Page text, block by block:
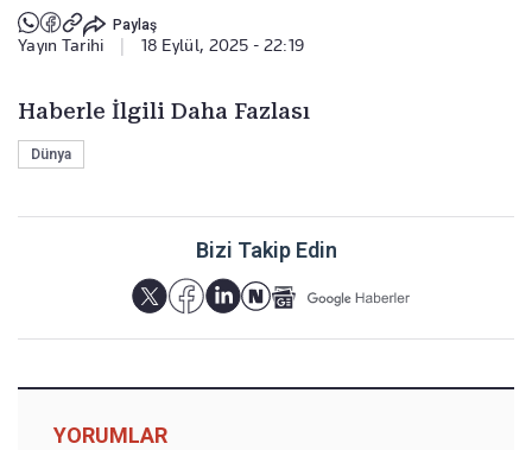
Paylaş
Yayın Tarihi 18 Eylül, 2025 - 22:19
Haberle İlgili Daha Fazlası
Dünya
Bizi Takip Edin
YORUMLAR